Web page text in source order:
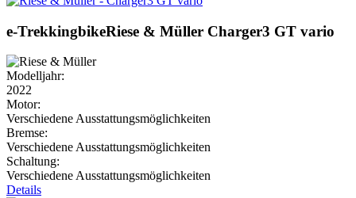
e-TrekkingbikeRiese & Müller Charger3 GT vario
Modelljahr:
2022
Motor:
Verschiedene Ausstattungsmöglichkeiten
Bremse:
Verschiedene Ausstattungsmöglichkeiten
Schaltung:
Verschiedene Ausstattungsmöglichkeiten
Details